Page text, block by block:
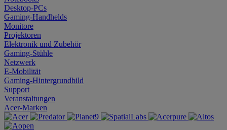
Desktop-PCs
Gaming-Handhelds
Monitore
Projektoren
Elektronik und Zubehör
Gaming-Stühle
Netzwerk
E-Mobilität
Gaming-Hintergrundbild
Support
Veranstaltungen
Acer-Marken